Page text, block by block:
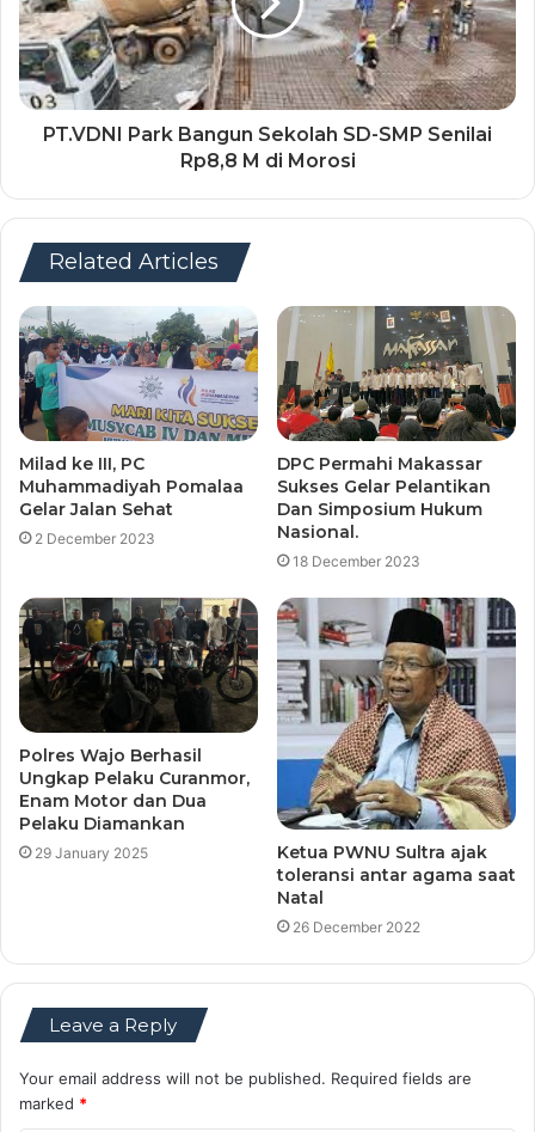
PT.VDNI Park Bangun Sekolah SD-SMP Senilai
Rp8,8 M di Morosi
Related Articles
Milad ke III, PC
Muhammadiyah Pomalaa
Gelar Jalan Sehat
2 December 2023
DPC Permahi Makassar
Sukses Gelar Pelantikan
Dan Simposium Hukum
Nasional.
18 December 2023
Polres Wajo Berhasil
Ungkap Pelaku Curanmor,
Enam Motor dan Dua
Pelaku Diamankan
29 January 2025
Ketua PWNU Sultra ajak
toleransi antar agama saat
Natal
26 December 2022
Leave a Reply
Your email address will not be published. Required fields are
marked *